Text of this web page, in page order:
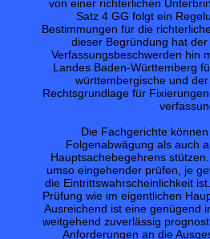
von einer richterlichen
Satz 4 GG folgt ein
Bestimmungen für die
dieser Begründung hat
Verfassungsbeschwerden hin
Landes Baden-Württemberg
württembergische und
Rechtsgrundlage für
Die Fachgerichte
Folgenabwägung als auch
Hauptsachebegehrens
umso eingehender prüfen, je
die Eintrittswahrscheinlichkeit
Prüfung wie im eigentlichen
Ausreichend ist eine genügend
weitgehend zuverlässig
Anforderungen an die